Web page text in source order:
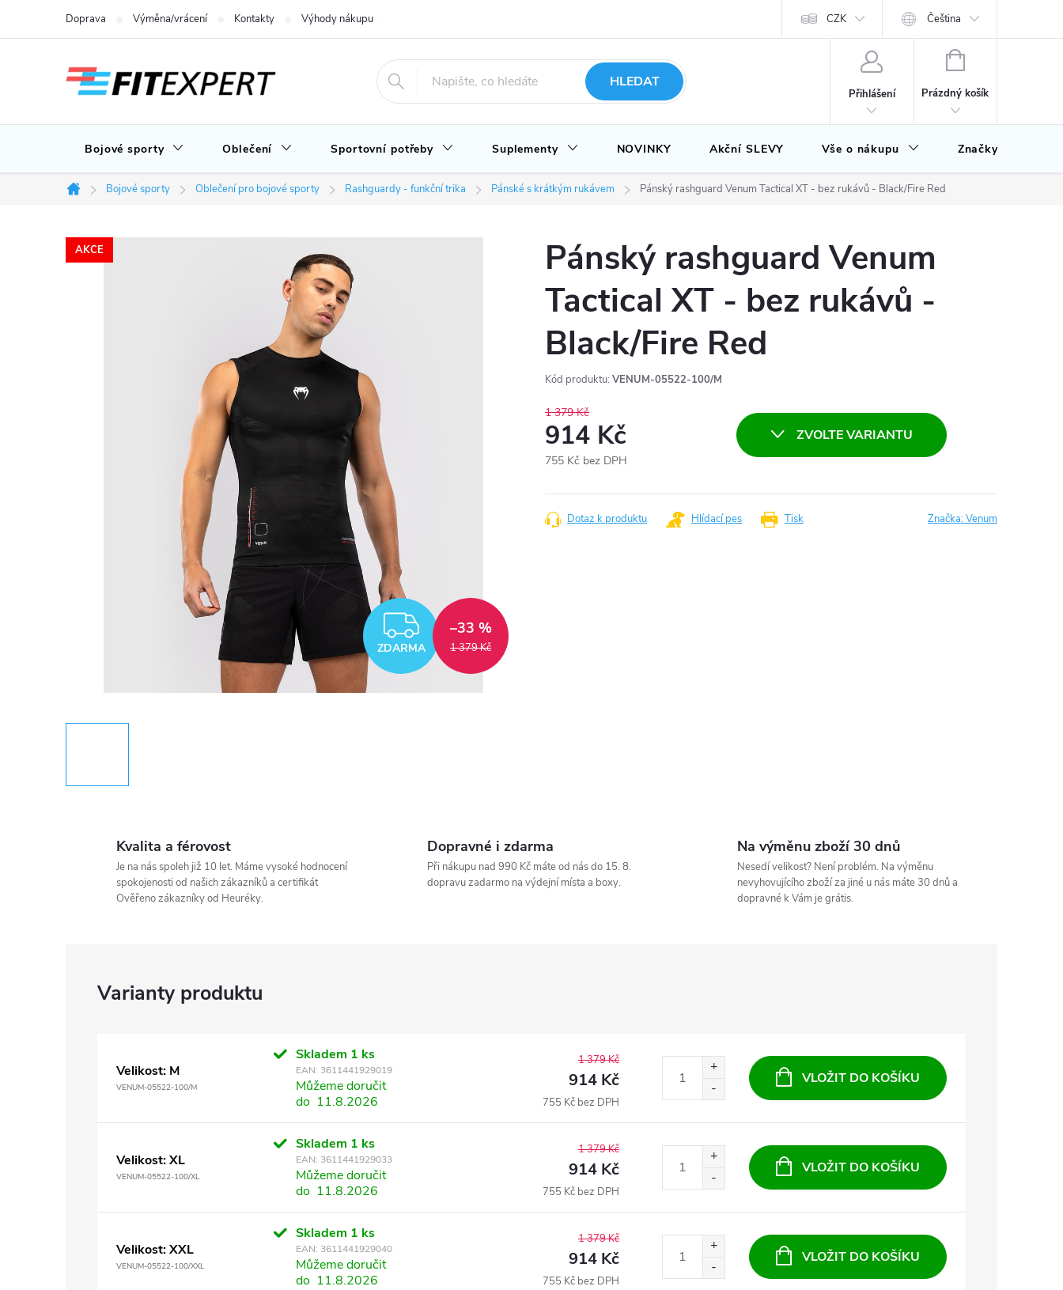
Doprava Výměna/vrácení Kontakty Výhody nákupu u nás CZK Čeština
HLEDAT
Přihlášení
NÁKUPNÍ
Prázdný košík
Bojové sporty Oblečení Sportovní potřeby Suplementy NOVINKY Akční SLEVY Vše o nákupu Značky
Domů
Bojové sporty Oblečení pro bojové sporty Rashguardy - funkční trika Pánské s krátkým rukávem Pánský rashguard Venum Tactical XT - bez rukávů - Black/Fire Red
AKCE
ZDARMA
ZDARMA 1 379 Kč
–33 %
Pánský rashguard Venum
Tactical XT - bez rukávů -
Black/Fire Red
Kód produktu: VENUM-05522-100/M
1 379 Kč
914 Kč
755 Kč bez DPH
cena:
ZVOLTE VARIANTU
Tisk
Dotaz k produktu Hlídací pes Značka:Venum
Kvalita a férovost
Je na nás spoleh již 10 let. Máme vysoké hodnocení
spokojenosti od našich zákazníků a certifikát
Ověřeno zákazníky od Heuréky.
Dopravné i zdarma
Při nákupu nad 990 Kč máte od nás do 15. 8.
dopravu zadarmo na výdejní místa a boxy.
Na výměnu zboží 30 dnů
Nesedí velikost? Není problém. Na výměnu
nevyhovujícího zboží za jiné u nás máte 30 dnů a
dopravné k Vám je grátis.
Velikost: M
VENUM-05522-100/M
Skladem 1 ks
EAN: 3611441929019
Můžeme doručit
do 11.8.2026
1 379 Kč
914 Kč
755 Kč bez DPH
VLOŽIT DO KOŠÍKU
Velikost: XL
VENUM-05522-100/XL
Skladem 1 ks
EAN: 3611441929033
Můžeme doručit
do 11.8.2026
1 379 Kč
914 Kč
755 Kč bez DPH
VLOŽIT DO KOŠÍKU
Velikost: XXL
VENUM-05522-100/XXL
Skladem 1 ks
EAN: 3611441929040
Můžeme doručit
do 11.8.2026
1 379 Kč
914 Kč
755 Kč bez DPH
VLOŽIT DO KOŠÍKU